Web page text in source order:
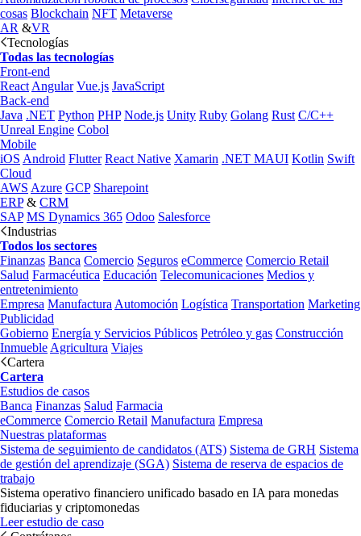
cosas Blockchain NFT Metaverse
AR &VR
Tecnologías
Todas las tecnologías
Front-end
React Angular Vue.js JavaScript
Back-end
Java .NET Python PHP Node.js Unity Ruby Golang Rust C/C++
Unreal Engine Cobol
Mobile
iOS Android Flutter React Native Xamarin .NET MAUI Kotlin Swift
Cloud
AWS Azure GCP Sharepoint
ERP& CRM
SAP MS Dynamics 365 Odoo Salesforce
Industrias
Todos los sectores
Finanzas Banca Comercio Seguros eCommerce Comercio Retail
Salud Farmacéutica Educación Telecomunicaciones Medios y
entretenimiento
Empresa Manufactura Automoción Logística Transportation Marketing
Publicidad
Gobierno Energía y Servicios Públicos Petróleo y gas Construcción
Inmueble Agricultura Viajes
Cartera
Cartera
Estudios de casos
Banca Finanzas Salud Farmacia
eCommerce Comercio Retail Manufactura Empresa
Nuestras plataformas
Sistema de seguimiento de candidatos (ATS) Sistema de GRH Sistema
de gestión del aprendizaje (SGA) Sistema de reserva de espacios de
trabajo
Sistema operativo financiero unificado basado en IA para monedas
fiduciarias y criptomonedas
Leer estudio de caso